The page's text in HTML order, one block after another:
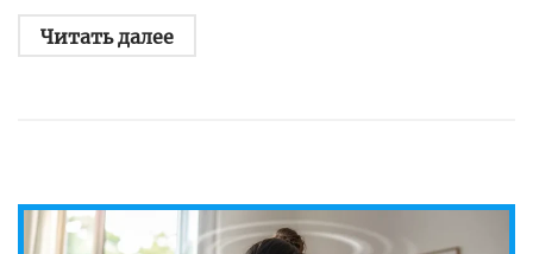
Читать далее